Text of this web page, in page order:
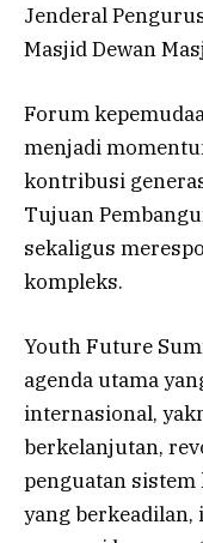
Jenderal
Masjid Dewan
Forum
menjadi
kontribusi
Tujuan
sekaligus
kompleks.
Youth Future
agenda utama
internasional,
berkelanjutan,
penguatan sistem
yang berkeadilan,